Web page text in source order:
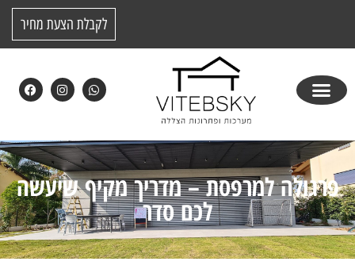
לקבלת הצעת מחיר
פרגולה למרפסת – מדריך מקיף שיעשה
לכם סדר